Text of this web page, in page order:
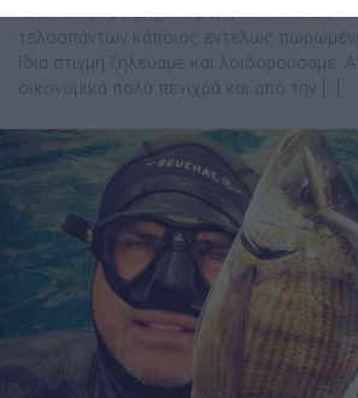
του καλάμι με μηχανισμό, ήταν κάποιος
τελοσπάντων κάποιος εντελώς
ίδια στιγμή ζηλεύαμε και λοιδορούσαμε.
οικονομικά πολύ πενιχρά και από την […]